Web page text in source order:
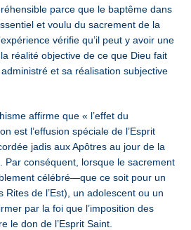
parce que le baptême dans
et voulu du sacrement de la
vérifie qu’il peut y avoir une
réalité objective de ce que Dieu fait
et sa réalisation subjective
affirme que « l’effet du
est l’effusion spéciale de l’Esprit
jadis aux Apôtres au jour de la
Par conséquent, lorsque le sacrement
célébré—que ce soit pour un
de l’Est), un adolescent ou un
par la foi que l’imposition des
le don de l’Esprit Saint.